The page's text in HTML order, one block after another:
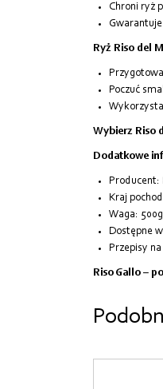
Chroni ryż
Gwarantuje
Ryż Riso del
Poczuć
Wybierz Riso
Dodatkowe
Producent:
Kraj
Waga:
Dostępne
Przepisy
Riso Gallo –